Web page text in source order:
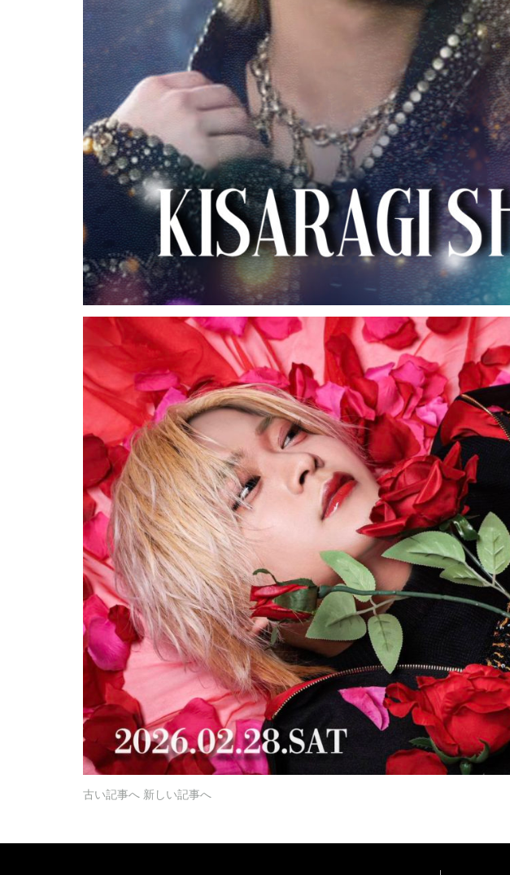
古い記事へ 新しい記事へ